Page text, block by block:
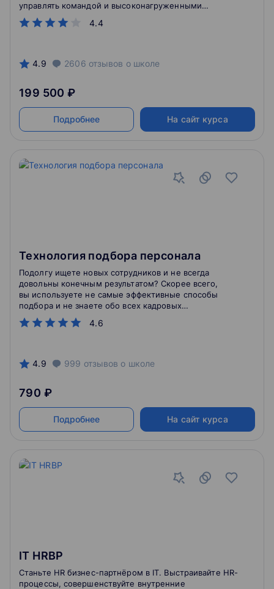
4.4
управлять командой и высоконагруженными
системами.
4.9 2606 отзывов о школе
199 500 ₽
Подробнее На сайт курса
Технология подбора персонала
4.6
Подолгу ищете новых сотрудников и не всегда
довольны конечным результатом? Скорее всего,
вы используете не самые эффективные способы
подбора и не знаете обо всех кадровых
инструментах.
4.9 999 отзывов о школе
790 ₽
Подробнее На сайт курса
IT HRBP
Станьте HR бизнес-партнёром в IT. Выстраивайте HR-
процессы, совершенствуйте внутренние